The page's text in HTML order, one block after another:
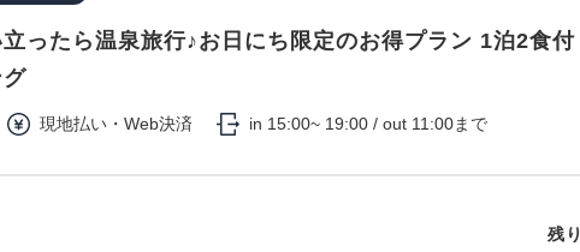
立ったら温泉旅行♪お日にち限定のお得プラン 1泊2食付
現地払い・Web決済 in 15:00~ 19:00 / out 11:00まで
残り